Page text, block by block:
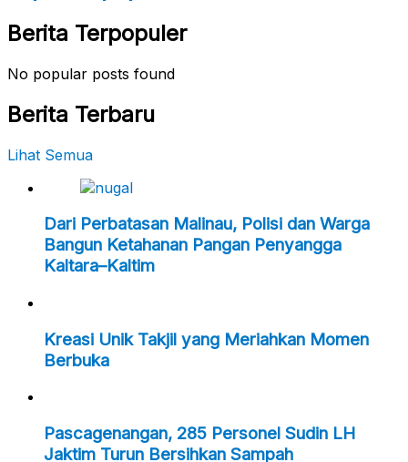
Berita Terpopuler
No popular posts found
Berita Terbaru
Lihat Semua
Dari Perbatasan Malinau, Polisi dan Warga
Bangun Ketahanan Pangan Penyangga
Kaltara–Kaltim
Kreasi Unik Takjil yang Meriahkan Momen
Berbuka
Pascagenangan, 285 Personel Sudin LH
Jaktim Turun Bersihkan Sampah